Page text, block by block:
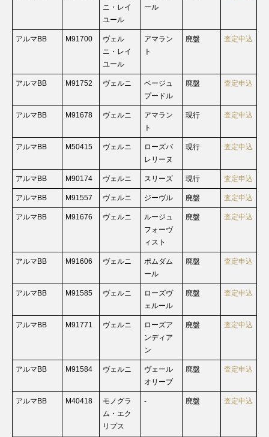
ニ・レイ
ユール
ール
アルマBB M91700
ヴェル
ニ・レイ
ユール
アマラン
ト
廃盤 査定申込
アルマBB M91752 ヴェルニ
ベージュ
プードル
廃盤 査定申込
アルマBB M91678 ヴェルニ
アマラン
ト
現行 査定申込
アルマBB M50415 ヴェルニ
ローズバ
レリーヌ
現行 査定申込
アルマBB M90174 ヴェルニ スリーズ 現行 査定申込
アルマBB M91557 ヴェルニ ジーヴル 廃盤 査定申込
アルマBB M91676 ヴェルニ
ルージュ
フォーヴ
ィスト
廃盤 査定申込
アルマBB M91606 ヴェルニ
ポムダム
ール
廃盤 査定申込
アルマBB M91585 ヴェルニ
ローズヴ
ェルール
廃盤 査定申込
アルマBB M91771 ヴェルニ
ローズア
ンディア
ン
廃盤 査定申込
アルマBB M91584 ヴェルニ
ヴェール
オリーブ
廃盤 査定申込
アルマBB M40418
モノグラ
ム・エク
リプス
- 廃盤 査定申込